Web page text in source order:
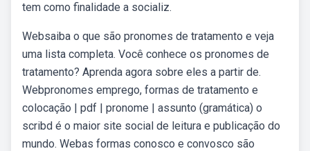
tem como finalidade a socializ.
Websaiba o que são pronomes de tratamento e veja
uma lista completa. Você conhece os pronomes de
tratamento? Aprenda agora sobre eles a partir de.
Webpronomes emprego, formas de tratamento e
colocação | pdf | pronome | assunto (gramática) o
scribd é o maior site social de leitura e publicação do
mundo. Webas formas conosco e convosco são